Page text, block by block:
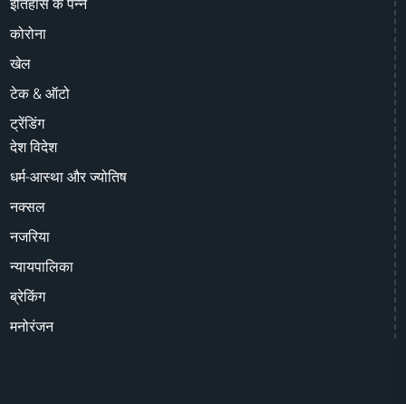
कोरोना
खेल
टेक & ऑटो
ट्रेंडिंग
देश विदेश
धर्म-आस्था और ज्योतिष
नक्सल
नजरिया
न्यायपालिका
ब्रेकिंग
मनोरंजन